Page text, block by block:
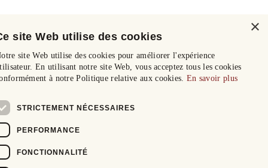
×
site Web utilise des cookies
site Web utilise des cookies pour améliorer l'expérience
En utilisant notre site Web, vous acceptez tous les cookies
à notre Politique relative aux cookies. En savoir plus
STRICTEMENT NÉCESSAIRES
PERFORMANCE
FONCTIONNALITÉ